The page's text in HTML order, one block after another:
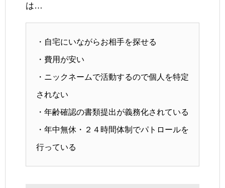
は…
・自宅にいながらお相手を探せる
・費用が安い
・ニックネームで活動するので個人を特定
されない
・年齢確認の書類提出が義務化されている
・年中無休・２４時間体制でパトロールを
行っている